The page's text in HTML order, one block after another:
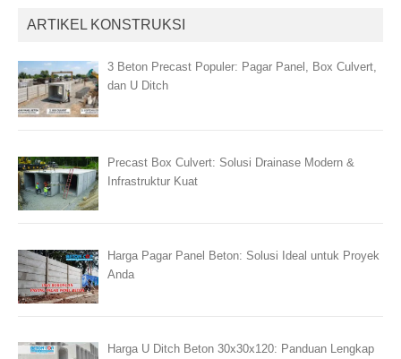
ARTIKEL KONSTRUKSI
3 Beton Precast Populer: Pagar Panel, Box Culvert,
dan U Ditch
Precast Box Culvert: Solusi Drainase Modern &
Infrastruktur Kuat
Harga Pagar Panel Beton: Solusi Ideal untuk Proyek
Anda
Harga U Ditch Beton 30x30x120: Panduan Lengkap